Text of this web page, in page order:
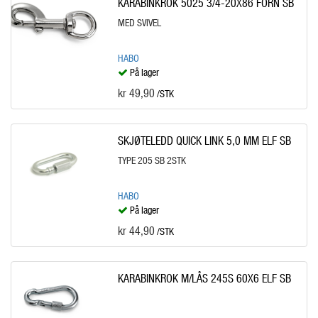
MED SVIVEL
HABO
På lager
kr 49,90 /STK
SKJØTELEDD QUICK LINK 5,0 MM ELF SB
TYPE 205 SB 2STK
HABO
På lager
kr 44,90 /STK
KARABINKROK M/LÅS 245S 60X6 ELF SB